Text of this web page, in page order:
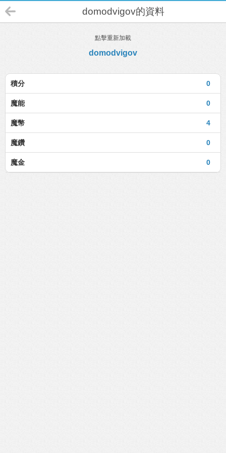
domodvigov的資料
點擊重新加載
domodvigov
0
積分
0
魔能
4
魔幣
0
魔鑽
0
魔金